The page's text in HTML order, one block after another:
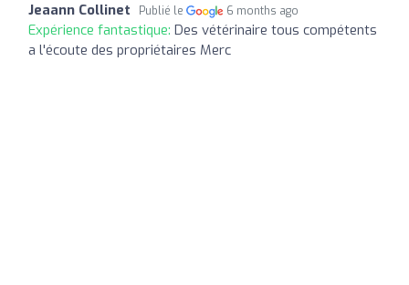
Jeaann Collinet Publié le 6 months ago
Expérience fantastique: Des vétérinaire tous compétents
a l'écoute des propriétaires Merc